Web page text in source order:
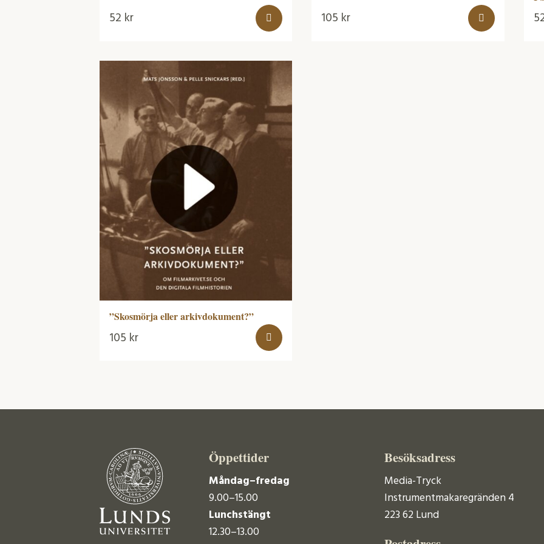
52 kr 105 kr
”Skosmörja eller arkivdokument?”
105 kr
Öppettider
Måndag–fredag
9.00–15.00
Lunchstängt
12.30–13.00
Besöksadress
Media-Tryck
Instrumentmakaregränden 4
223 62 Lund